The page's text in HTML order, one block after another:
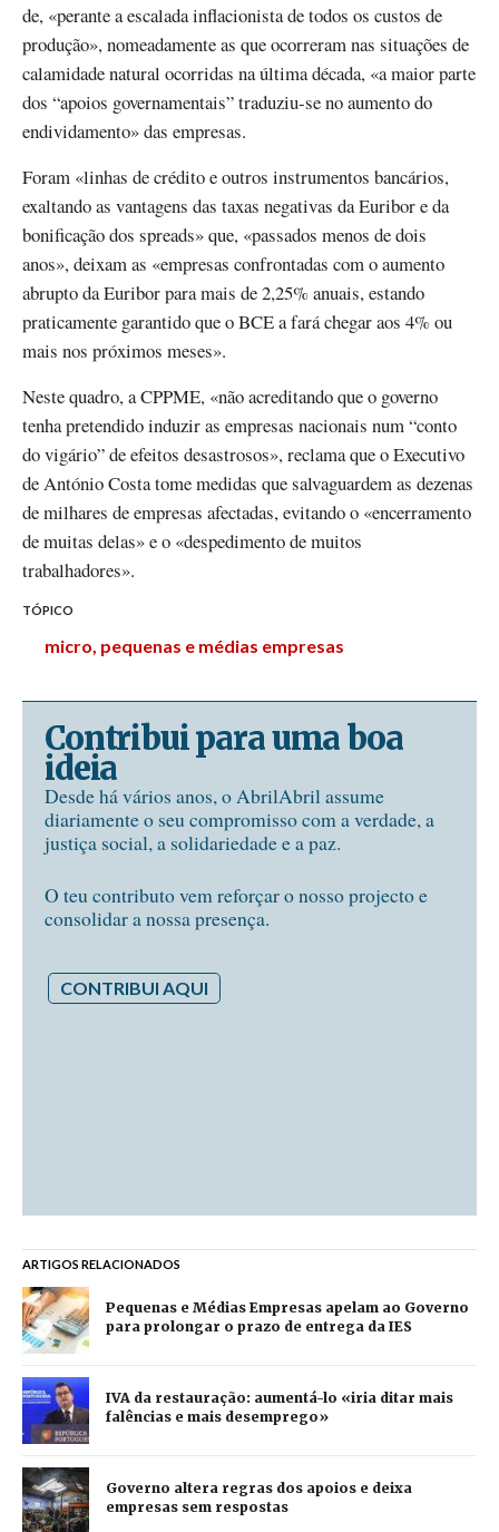
de, «perante a escalada inflacionista de todos os custos de
produção», nomeadamente as que ocorreram nas situações de
calamidade natural ocorridas na última década, «a maior parte
dos “apoios governamentais” traduziu-se no aumento do
endividamento» das empresas.
Foram «linhas de crédito e outros instrumentos bancários,
exaltando as vantagens das taxas negativas da Euribor e da
bonificação dos spreads» que, «passados menos de dois
anos», deixam as «empresas confrontadas com o aumento
abrupto da Euribor para mais de 2,25% anuais, estando
praticamente garantido que o BCE a fará chegar aos 4% ou
mais nos próximos meses».
Neste quadro, a CPPME, «não acreditando que o governo
tenha pretendido induzir as empresas nacionais num “conto
do vigário” de efeitos desastrosos», reclama que o Executivo
de António Costa tome medidas que salvaguardem as dezenas
de milhares de empresas afectadas, evitando o «encerramento
de muitas delas» e o «despedimento de muitos
trabalhadores».
TÓPICO
micro, pequenas e médias empresas
Contribui para uma boa
ideia
Desde há vários anos, o AbrilAbril assume
diariamente o seu compromisso com a verdade, a
justiça social, a solidariedade e a paz.
O teu contributo vem reforçar o nosso projecto e
consolidar a nossa presença.
CONTRIBUI AQUI
ARTIGOS RELACIONADOS
Pequenas e Médias Empresas apelam ao Governo
para prolongar o prazo de entrega da IES
IVA da restauração: aumentá-lo «iria ditar mais
falências e mais desemprego»
Governo altera regras dos apoios e deixa
empresas sem respostas